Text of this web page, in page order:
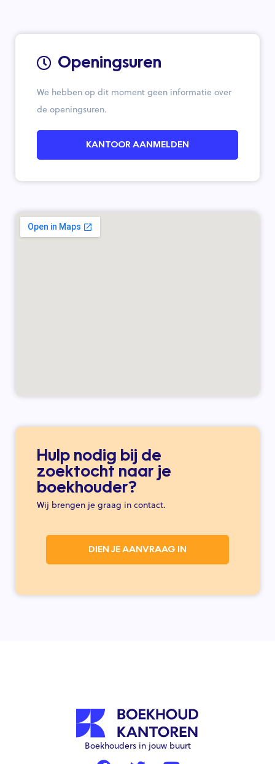
Hulp nodig bij de
zoektocht naar je
boekhouder?
Wij brengen je graag in contact.
DIEN JE AANVRAAG IN
Openingsuren
We hebben op dit moment geen informatie over
de openingsuren.
KANTOOR AANMELDEN
Boekhouders in jouw buurt